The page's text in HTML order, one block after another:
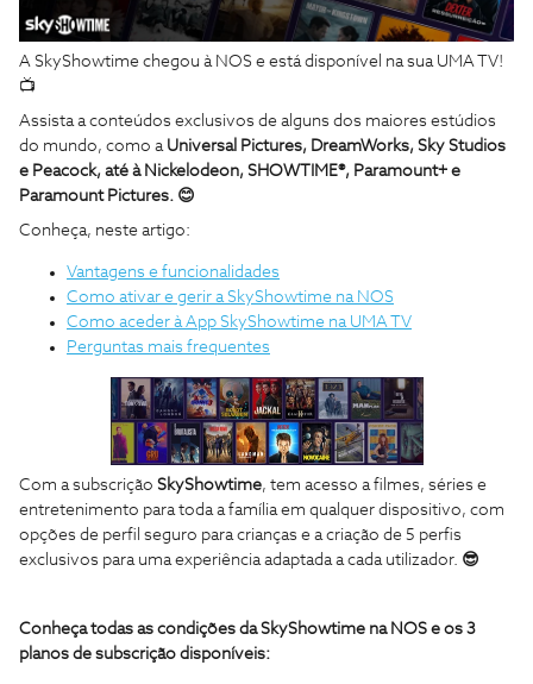
A SkyShowtime chegou à NOS e está disponível na sua UMA TV!
📺
Assista a conteúdos exclusivos de alguns dos maiores estúdios
do mundo, como a Universal Pictures, DreamWorks, Sky Studios
e Peacock, até à Nickelodeon, SHOWTIME®, Paramount+ e
Paramount Pictures. 😊
Conheça, neste artigo:
Vantagens e funcionalidades
Como ativar e gerir a SkyShowtime na NOS
Como aceder à App SkyShowtime na UMA TV
Perguntas mais frequentes
Com a subscrição SkyShowtime, tem acesso a filmes, séries e
entretenimento para toda a família em qualquer dispositivo, com
opções de perfil seguro para crianças e a criação de 5 perfis
exclusivos para uma experiência adaptada a cada utilizador. 😎
Conheça todas as condições da SkyShowtime na NOS e os 3
planos de subscrição disponíveis: